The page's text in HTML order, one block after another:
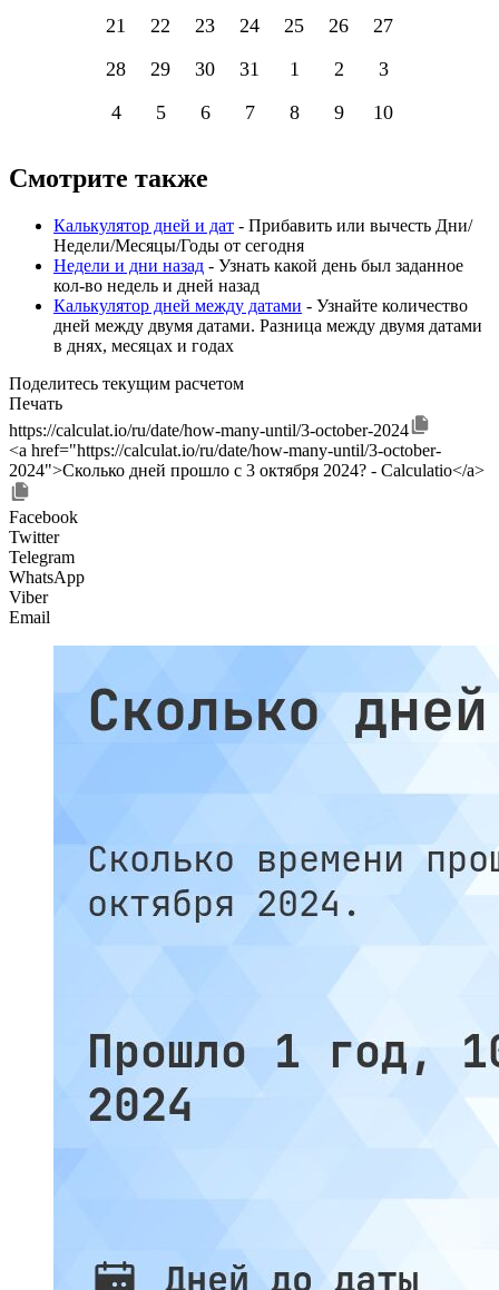
21
22 23 24 25 26
27
28
29 30 31 1 2
3
4
5 6 7 8 9 10
Смотрите также
Калькулятор дней и дат - Прибавить или вычесть Дни/
Недели/Месяцы/Годы от сегодня
Недели и дни назад - Узнать какой день был заданное
кол-во недель и дней назад
Калькулятор дней между датами - Узнайте количество
дней между двумя датами. Разница между двумя датами
в днях, месяцах и годах
Поделитесь текущим расчетом
Печать
https://calculat.io/ru/date/how-many-until/3-october-2024
<a href="https://calculat.io/ru/date/how-many-until/3-october-
2024">Сколько дней прошло с 3 октября 2024? - Calculatio</a>
Facebook
Twitter
Telegram
WhatsApp
Viber
Email